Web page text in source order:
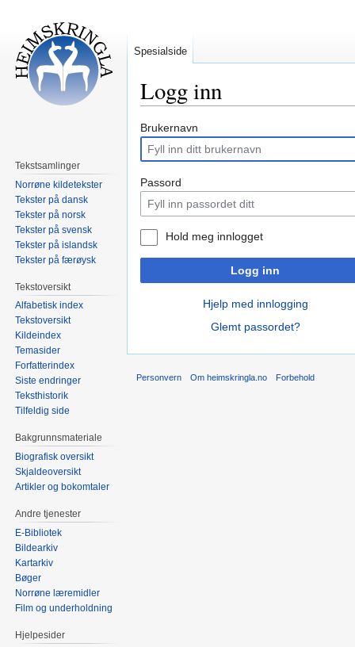
Logg inn
Hopp
navigering
Hopp
søk
Brukernavn
Passord
Hold meg innlogget
Logg inn
Hjelp med innlogging
Glemt passordet?
Spesialside
Tekstsamlinger
Norrøne kildetekster
Tekster på dansk
Tekster på norsk
Tekster på svensk
Tekster på islandsk
Tekster på færøysk
Tekstoversikt
Alfabetisk index
Tekstoversikt
Kildeindex
Temasider
Forfatterindex
Siste endringer
Teksthistorik
Tilfeldig side
Bakgrunnsmateriale
Biografisk oversikt
Skjaldeoversikt
Artikler og bokomtaler
Andre tjenester
E-Bibliotek
Bildearkiv
Kartarkiv
Bøger
Norrøne læremidler
Film og underholdning
Hjelpesider
Personvern Om heimskringla.no Forbehold